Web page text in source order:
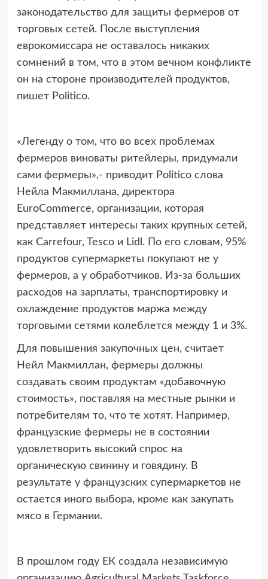
законодательство для защиты фермеров от
торговых сетей. После выступления
еврокомиссара не оставалось никаких
сомнений в том, что в этом вечном конфликте
он на стороне производителей продуктов,
пишет Politico.
«Легенду о том, что во всех проблемах
фермеров виноваты ритейлеры, придумали
сами фермеры»,- приводит Politico слова
Нейла Макмиллана, директора
EuroCommerce, организации, которая
представляет интересы таких крупных сетей,
как Carrefour, Tesco и Lidl. По его словам, 95%
продуктов супермаркеты покупают не у
фермеров, а у обработчиков. Из-за больших
расходов на зарплаты, транспортировку и
охлаждение продуктов маржа между
торговыми сетями колеблется между 1 и 3%.
Для повышения закупочных цен, считает
Нейл Макмиллан, фермеры должны
создавать своим продуктам «добавочную
стоимость», поставляя на местные рынки и
потребителям то, что те хотят. Например,
французские фермеры не в состоянии
удовлетворить высокий спрос на
органическую свинину и говядину. В
результате у французских супермаркетов не
остается иного выбора, кроме как закупать
мясо в Германии.
В прошлом году ЕК создала независимую